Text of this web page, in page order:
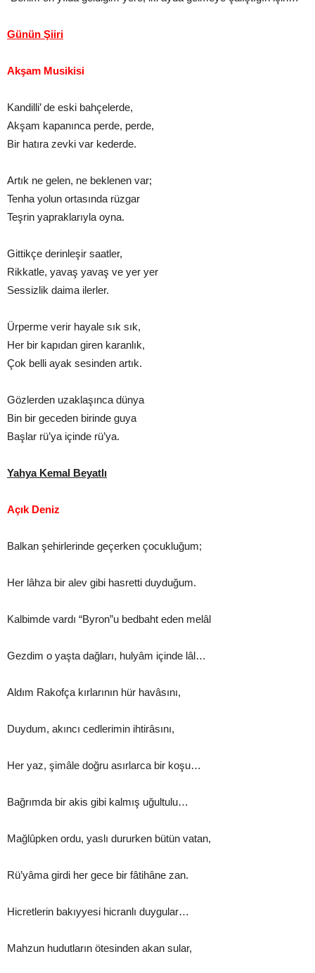
Günün Şiiri
Akşam Musikisi
Kandilli’ de eski bahçelerde,
Akşam kapanınca perde, perde,
Bir hatıra zevki var kederde.
Artık ne gelen, ne beklenen var;
Tenha yolun ortasında rüzgar
Teşrin yapraklarıyla oyna.
Gittikçe derinleşir saatler,
Rikkatle, yavaş yavaş ve yer yer
Sessizlik daima ilerler.
Ürperme verir hayale sık sık,
Her bir kapıdan giren karanlık,
Çok belli ayak sesinden artık.
Gözlerden uzaklaşınca dünya
Bin bir geceden birinde guya
Başlar rü’ya içinde rü’ya.
Yahya Kemal Beyatlı
Açık Deniz
Balkan şehirlerinde geçerken çocukluğum;
Her lâhza bir alev gibi hasretti duyduğum.
Kalbimde vardı “Byron”u bedbaht eden melâl
Gezdim o yaşta dağları, hulyâm içinde lâl…
Aldım Rakofça kırlarının hür havâsını,
Duydum, akıncı cedlerimin ihtirâsını,
Her yaz, şimâle doğru asırlarca bir koşu…
Bağrımda bir akis gibi kalmış uğultulu…
Mağlûpken ordu, yaslı dururken bütün vatan,
Rü’yâma girdi her gece bir fâtihâne zan.
Hicretlerin bakıyyesi hicranlı duygular…
Mahzun hudutların ötesinden akan sular,